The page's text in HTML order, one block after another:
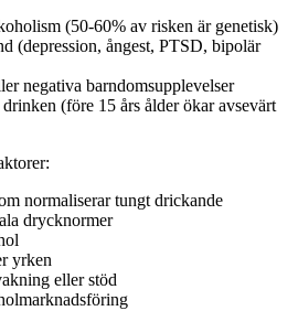
(50-60% av risken är genetisk)
(depression, ångest, PTSD, bipolär
negativa barndomsupplevelser
(före 15 års ålder ökar avsevärt
normaliserar tungt drickande
drycknormer
yrken
eller stöd